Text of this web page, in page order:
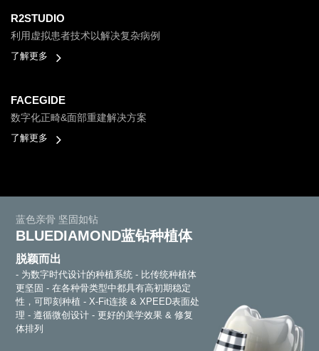
R2STUDIO
利用虚拟患者技术以解决复杂病例
了解更多
FACEGIDE
数字化正畸&面部重建解决方案
了解更多
蓝色亲骨 坚固如钻
BLUEDIAMOND蓝钻种植体
脱颖而出
- 为数字时代设计的种植系统 - 比传统种植体
更坚固 - 在各种骨类型中都具有高初期稳定
性，可即刻种植 - X-Fit连接 & XPEED表面处
理 - 遵循微创设计 - 更好的美学效果 & 修复
体排列